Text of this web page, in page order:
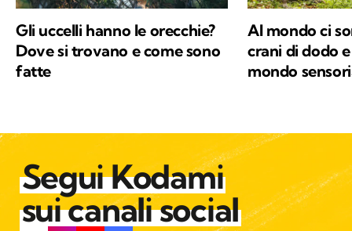
Gli uccelli hanno le orecchie?
Dove si trovano e come sono
fatte
Al mondo ci
crani di dodo
mondo
Segui Kodami
sui canali social